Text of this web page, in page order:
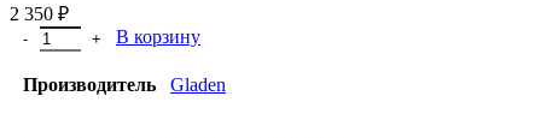
2 350 ₽
В корзину
Производитель Gladen